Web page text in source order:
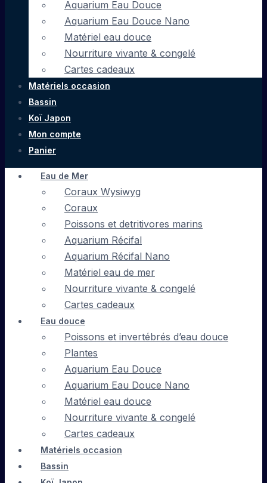
Aquarium Eau Douce
Aquarium Eau Douce Nano
Matériel eau douce
Nourriture vivante & congelé
Cartes cadeaux
Matériels occasion
Bassin
Koï Japon
Mon compte
Panier
Eau de Mer
Coraux Wysiwyg
Coraux
Poissons et detritivores marins
Aquarium Récifal
Aquarium Récifal Nano
Matériel eau de mer
Nourriture vivante & congelé
Cartes cadeaux
Eau douce
Poissons et invertébrés d’eau douce
Plantes
Aquarium Eau Douce
Aquarium Eau Douce Nano
Matériel eau douce
Nourriture vivante & congelé
Cartes cadeaux
Matériels occasion
Bassin